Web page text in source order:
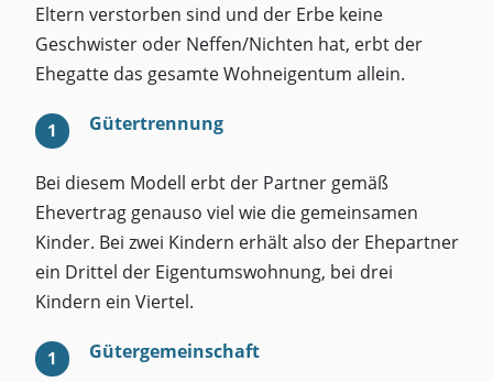
Eltern verstorben sind und der Erbe keine
Geschwister oder Neffen/Nichten hat, erbt der
Ehegatte das gesamte Wohneigentum allein.
Gütertrennung
Bei diesem Modell erbt der Partner gemäß
Ehevertrag genauso viel wie die gemeinsamen
Kinder. Bei zwei Kindern erhält also der Ehepartner
ein Drittel der Eigentumswohnung, bei drei
Kindern ein Viertel.
Gütergemeinschaft